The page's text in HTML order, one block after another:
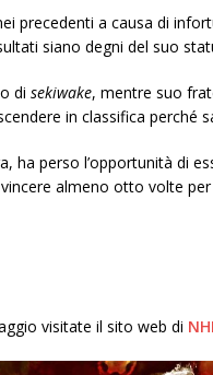
precedenti a causa di
siano degni del suo
di sekiwake, mentre suo
in classifica perché
ha perso l’opportunità di
almeno otto volte
visitate il sito web di